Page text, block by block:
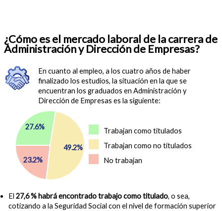
¿Cómo es el mercado laboral de la carrera de
Administración y Dirección de Empresas?
En cuanto al empleo, a los cuatro años de haber
finalizado los estudios, la situación en la que se
encuentran los graduados en Administración y
Dirección de Empresas es la siguiente:
Trabajan como titulados
Trabajan como no titulados
No trabajan
27.6%
49.2%
23.2%
El 27,6 % habrá encontrado trabajo como titulado, o sea,
cotizando a la Seguridad Social con el nivel de formación superior